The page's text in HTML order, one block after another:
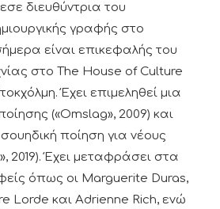
διευθύντρια του
γραφής στο
είναι επικεφαλής του
στο The House of Culture
Έχει επιμεληθεί μια
(«Omslag», 2009) και
ποίηση για νέους
2019). Έχει μεταφράσει στα
όπως οι Marguerite Duras,
Lorde και Adrienne Rich, ενώ